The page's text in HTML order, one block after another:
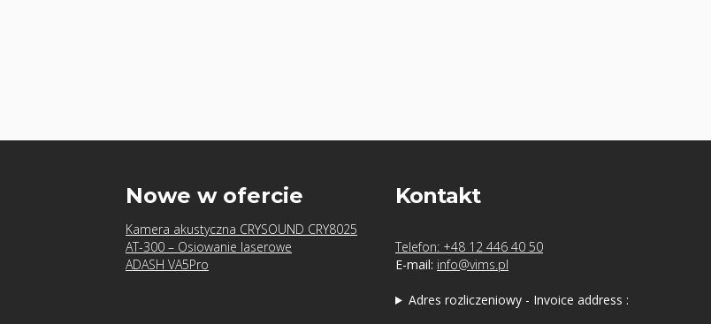
Nowe w ofercie
Kamera akustyczna CRYSOUND CRY8025
AT-300 – Osiowanie laserowe
ADASH VA5Pro
Kontakt
Telefon: +48 12 446 40 50
E-mail: info@vims.pl
Adres rozliczeniowy - Invoice address :